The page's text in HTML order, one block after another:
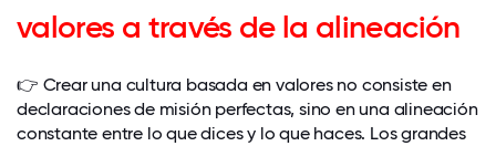
valores a través de la alineación
👉 Crear una cultura basada en valores no consiste en
declaraciones de misión perfectas, sino en una alineación
constante entre lo que dices y lo que haces. Los grandes